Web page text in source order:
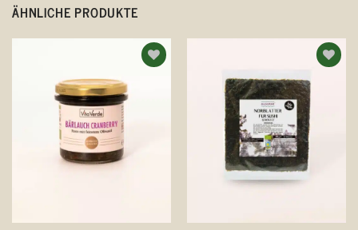
ÄHNLICHE PRODUKTE
Wunschliste
Auf die
Wunschliste